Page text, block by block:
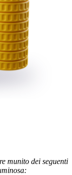
munito dei seguenti